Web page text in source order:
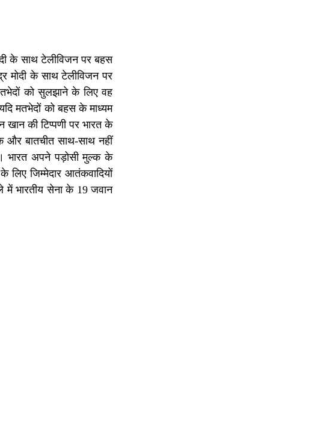
के साथ टेलीविजन पर बहस
मोदी के साथ टेलीविजन पर
को सुलझाने के लिए वह
मतभेदों को बहस के माध्यम
की टिप्पणी पर भारत के
और बातचीत साथ-साथ नहीं
भारत अपने पड़ोसी मुल्क के
जिम्मेदार आतंकवादियों
में भारतीय सेना के 19 जवान